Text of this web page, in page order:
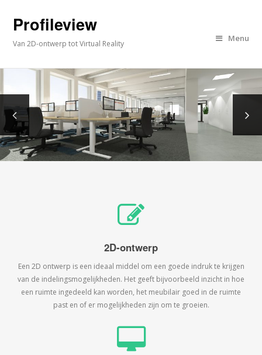
Profileview
Van 2D-ontwerp tot Virtual Reality
Menu
2D-ontwerp
Een 2D ontwerp is een ideaal middel om een goede indruk te krijgen
van de indelingsmogelijkheden. Het geeft bijvoorbeeld inzicht in hoe
een ruimte ingedeeld kan worden, het meubilair goed in de ruimte
past en of er mogelijkheden zijn om te groeien.